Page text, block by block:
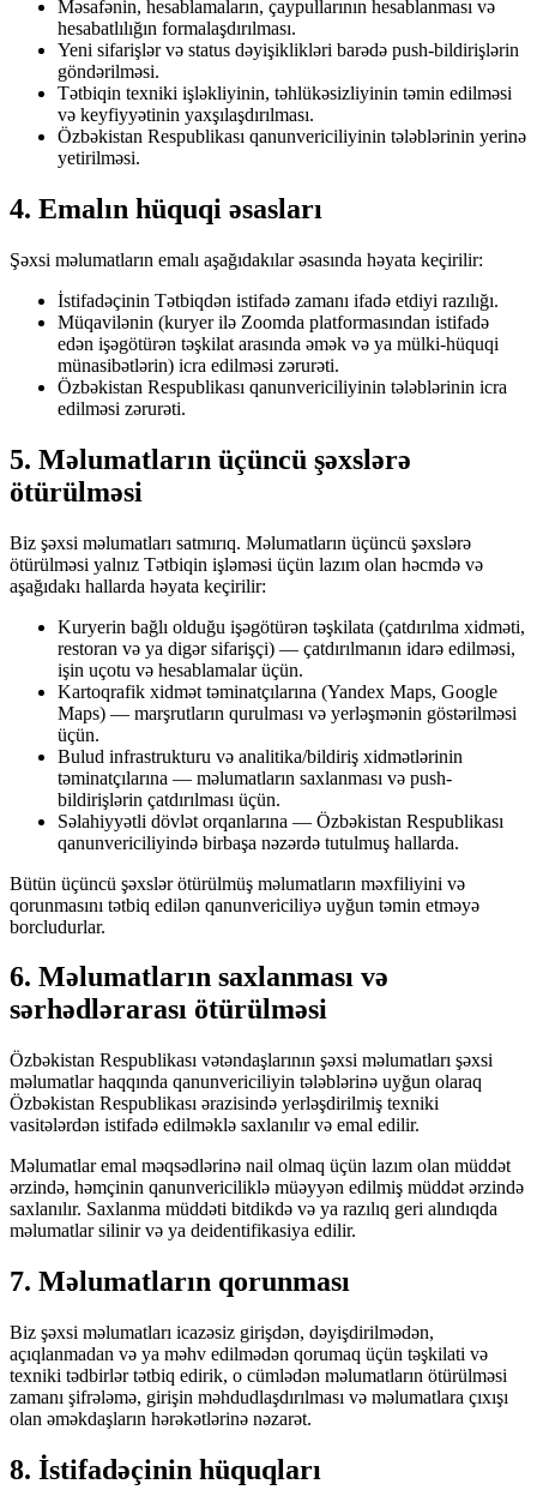
Məsafənin, hesablamaların, çaypullarının hesablanması və
hesabatlılığın formalaşdırılması.
Yeni sifarişlər və status dəyişiklikləri barədə push-bildirişlərin
göndərilməsi.
Tətbiqin texniki işləkliyinin, təhlükəsizliyinin təmin edilməsi
və keyfiyyətinin yaxşılaşdırılması.
Özbəkistan Respublikası qanunvericiliyinin tələblərinin yerinə
yetirilməsi.
4. Emalın hüquqi əsasları
Şəxsi məlumatların emalı aşağıdakılar əsasında həyata keçirilir:
İstifadəçinin Tətbiqdən istifadə zamanı ifadə etdiyi razılığı.
Müqavilənin (kuryer ilə Zoomda platformasından istifadə
edən işəgötürən təşkilat arasında əmək və ya mülki-hüquqi
münasibətlərin) icra edilməsi zərurəti.
Özbəkistan Respublikası qanunvericiliyinin tələblərinin icra
edilməsi zərurəti.
5. Məlumatların üçüncü şəxslərə
ötürülməsi
Biz şəxsi məlumatları satmırıq. Məlumatların üçüncü şəxslərə
ötürülməsi yalnız Tətbiqin işləməsi üçün lazım olan həcmdə və
aşağıdakı hallarda həyata keçirilir:
Kuryerin bağlı olduğu işəgötürən təşkilata (çatdırılma xidməti,
restoran və ya digər sifarişçi) — çatdırılmanın idarə edilməsi,
işin uçotu və hesablamalar üçün.
Kartoqrafik xidmət təminatçılarına (Yandex Maps, Google
Maps) — marşrutların qurulması və yerləşmənin göstərilməsi
üçün.
Bulud infrastrukturu və analitika/bildiriş xidmətlərinin
təminatçılarına — məlumatların saxlanması və push-
bildirişlərin çatdırılması üçün.
Səlahiyyətli dövlət orqanlarına — Özbəkistan Respublikası
qanunvericiliyində birbaşa nəzərdə tutulmuş hallarda.
Bütün üçüncü şəxslər ötürülmüş məlumatların məxfiliyini və
qorunmasını tətbiq edilən qanunvericiliyə uyğun təmin etməyə
borcludurlar.
6. Məlumatların saxlanması və
sərhədlərarası ötürülməsi
Özbəkistan Respublikası vətəndaşlarının şəxsi məlumatları şəxsi
məlumatlar haqqında qanunvericiliyin tələblərinə uyğun olaraq
Özbəkistan Respublikası ərazisində yerləşdirilmiş texniki
vasitələrdən istifadə edilməklə saxlanılır və emal edilir.
Məlumatlar emal məqsədlərinə nail olmaq üçün lazım olan müddət
ərzində, həmçinin qanunvericiliklə müəyyən edilmiş müddət ərzində
saxlanılır. Saxlanma müddəti bitdikdə və ya razılıq geri alındıqda
məlumatlar silinir və ya deidentifikasiya edilir.
7. Məlumatların qorunması
Biz şəxsi məlumatları icazəsiz girişdən, dəyişdirilmədən,
açıqlanmadan və ya məhv edilmədən qorumaq üçün təşkilati və
texniki tədbirlər tətbiq edirik, o cümlədən məlumatların ötürülməsi
zamanı şifrələmə, girişin məhdudlaşdırılması və məlumatlara çıxışı
olan əməkdaşların hərəkətlərinə nəzarət.
8. İstifadəçinin hüquqları